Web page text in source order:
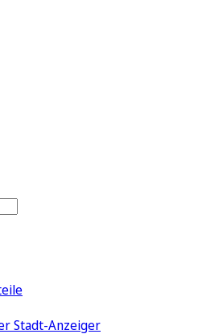
Stadt-Anzeiger